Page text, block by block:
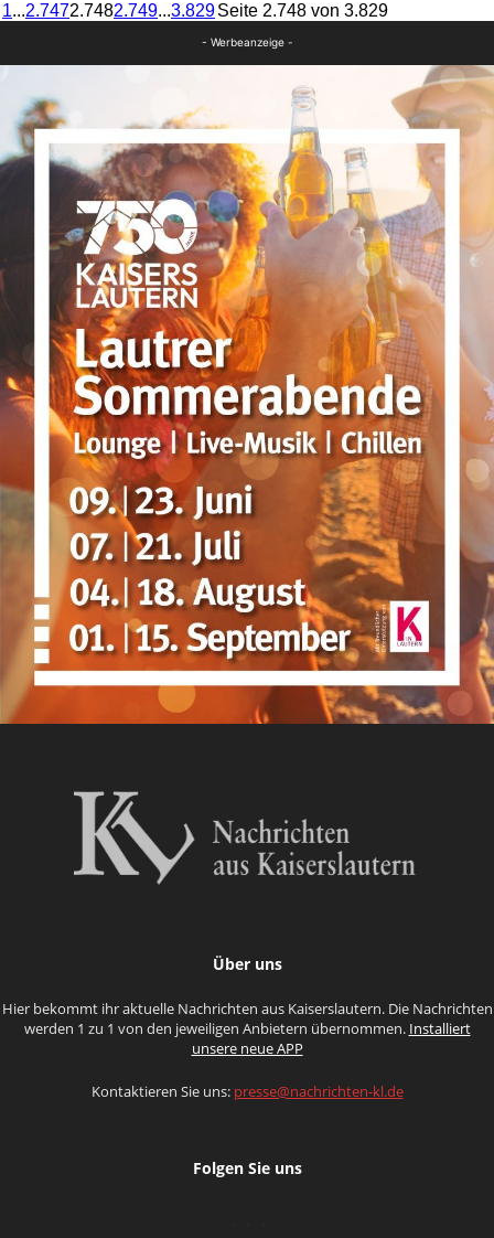
1...2.7472.7482.749...3.829Seite 2.748 von 3.829
- Werbeanzeige -
Über uns
Hier bekommt ihr aktuelle Nachrichten aus Kaiserslautern. Die Nachrichten
werden 1 zu 1 von den jeweiligen Anbietern übernommen. Installiert
unsere neue APP
Kontaktieren Sie uns: presse@nachrichten-kl.de
Folgen Sie uns